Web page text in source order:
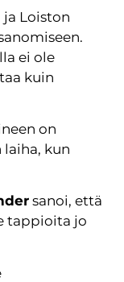
Loiston
ei ole
kuin
on
laiha, kun
sanoi, että
tappioita jo